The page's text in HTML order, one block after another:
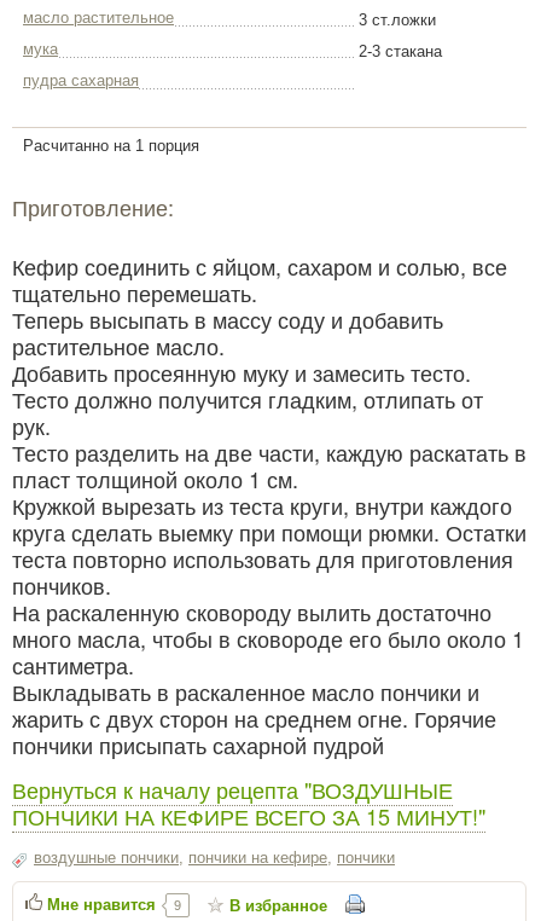
масло растительное
3 ст.ложки
мука
2-3 стакана
пудра сахарная
Расчитанно на 1 порция
Приготовление:
Кефир соединить с яйцом, сахаром и солью, все
тщательно перемешать.
Теперь высыпать в массу соду и добавить
растительное масло.
Добавить просеянную муку и замесить тесто.
Тесто должно получится гладким, отлипать от
рук.
Тесто разделить на две части, каждую раскатать в
пласт толщиной около 1 см.
Кружкой вырезать из теста круги, внутри каждого
круга сделать выемку при помощи рюмки. Остатки
теста повторно использовать для приготовления
пончиков.
На раскаленную сковороду вылить достаточно
много масла, чтобы в сковороде его было около 1
сантиметра.
Выкладывать в раскаленное масло пончики и
жарить с двух сторон на среднем огне. Горячие
пончики присыпать сахарной пудрой
Вернуться к началу рецепта "ВОЗДУШНЫЕ
ПОНЧИКИ НА КЕФИРЕ ВСЕГО ЗА 15 МИНУТ!"
воздушные пончики, пончики на кефире, пончики
Мне нравится 9 В избранное